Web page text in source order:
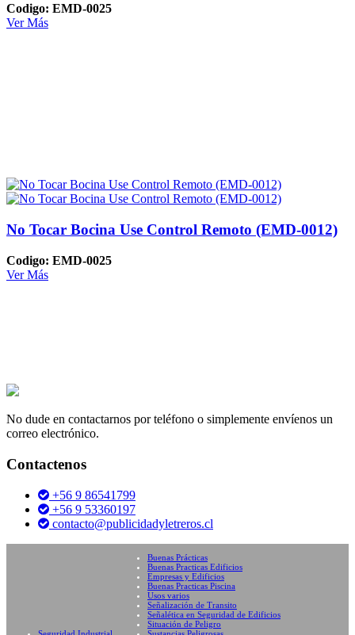
Codigo: EMD-0025
Ver Más
No Tocar Bocina Use Control Remoto (EMD-0012)
Codigo: EMD-0025
Ver Más
No dude en contactarnos por teléfono o simplemente envíenos un
correo electrónico.
Contactenos
+56 9 86541799
+56 9 53360197
contacto@publicidadyletreros.cl
Buenas Prácticas
Buenas Practicas Edificios
Empresas y Edificios
Buenas Practicas Piscina
Usos varios
Señalización de Transito
Señalética en Seguridad de Edificios
Situación de Peligro